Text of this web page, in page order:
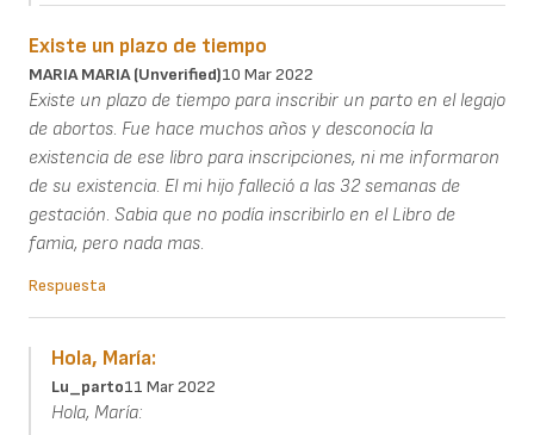
Existe un plazo de tiempo
MARIA MARIA (unverified)10 Mar 2022
Existe un plazo de tiempo para inscribir un parto en el legajo
de abortos. Fue hace muchos años y desconocía la
existencia de ese libro para inscripciones, ni me informaron
de su existencia. El mi hijo falleció a las 32 semanas de
gestación. Sabia que no podía inscribirlo en el Libro de
famia, pero nada mas.
Respuesta
Hola, María:
Lu_parto11 Mar 2022
Hola, María: